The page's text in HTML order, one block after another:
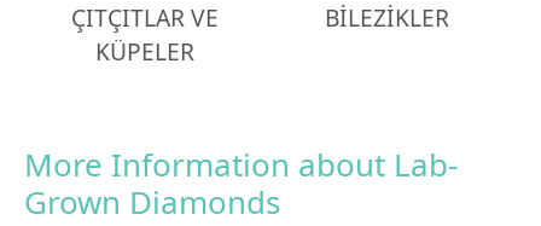
ÇITÇITLAR VE
KÜPELER
BİLEZİKLER
More Information about Lab-
Grown Diamonds